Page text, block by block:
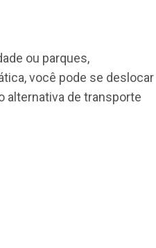
ou parques,
você pode se deslocar
alternativa de transporte